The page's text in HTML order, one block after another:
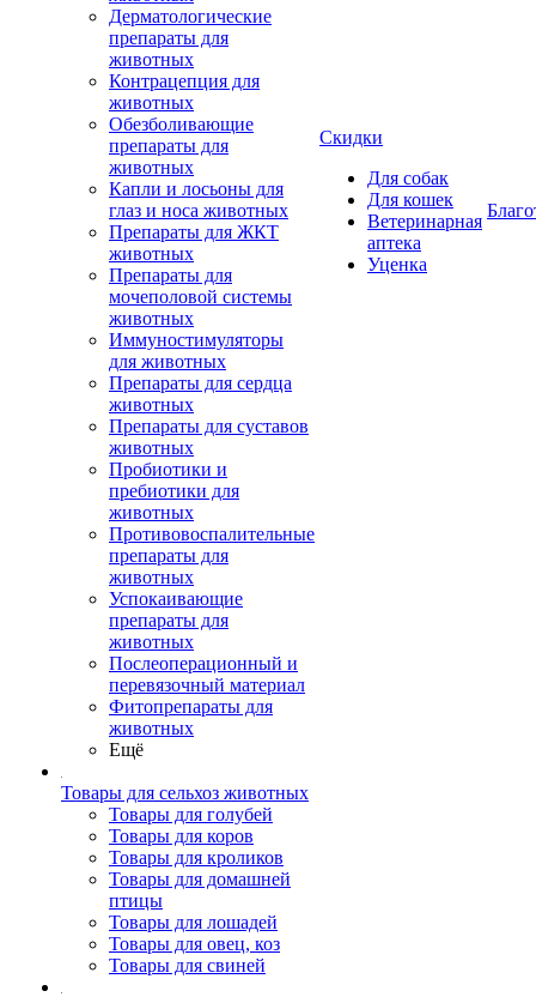
Дерматологические
препараты для
животных
Контрацепция для
животных
Обезболивающие
препараты для
животных
Капли и лосьоны для
глаз и носа животных
Препараты для ЖКТ
животных
Препараты для
мочеполовой системы
животных
Иммуностимуляторы
для животных
Препараты для сердца
животных
Препараты для суставов
животных
Пробиотики и
пребиотики для
животных
Противовоспалительные
препараты для
животных
Успокаивающие
препараты для
животных
Послеоперационный и
перевязочный материал
Фитопрепараты для
животных
Ещё
Товары для сельхоз животных
Товары для голубей
Товары для коров
Товары для кроликов
Товары для домашней
птицы
Товары для лошадей
Товары для овец, коз
Товары для свиней
Скидки
Для собак
Для кошек
Ветеринарная
аптека
Уценка